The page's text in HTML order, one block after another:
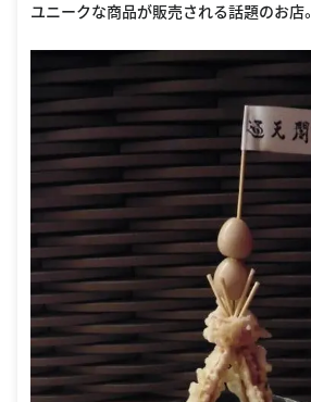
ユニークな商品が販売される話題のお店。